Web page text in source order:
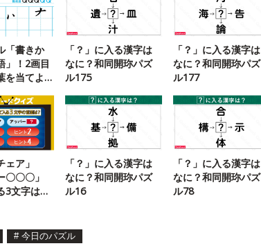
「書きか
」！2画目
を当てよ
「？」に入る漢字は
なに？和同開珎パズ
ル175
「？」に入る漢字は
なに？和同開珎パズ
ル177
ェア」
〇〇〇」
3文字は？
「？」に入る漢字は
なに？和同開珎パズ
ル16
「？」に入る漢字は
なに？和同開珎パズ
ル78
# 今日のパズル